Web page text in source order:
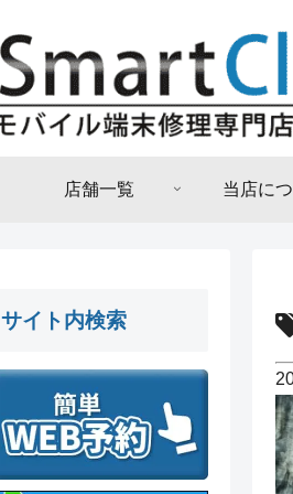
店舗一覧 当店に
サイト内検索